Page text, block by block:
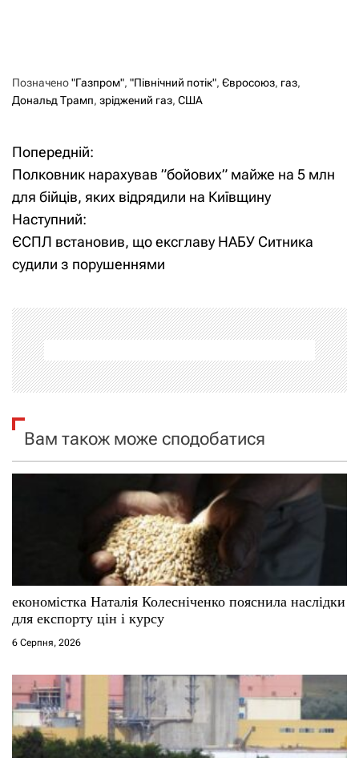
Позначено"Газпром", "Північний потік", Євросоюз, газ,
Дональд Трамп, зріджений газ, США
Н
а
в
і
а
ц
і
я
з
с
і
в
Попередній:
Полковник нарахував ”бойових” майже на 5 млн
для бійців, яких відрядили на Київщину
Наступний:
ЄСПЛ встановив, що ексглаву НАБУ Ситника
судили з порушеннями
Вам також може сподобатися
економістка Наталія Колесніченко пояснила наслідки
для експорту цін і курсу
6 Серпня, 2026